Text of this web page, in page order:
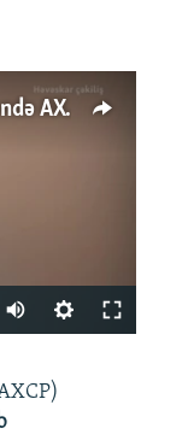
'Məni təpiklədilər ki...' - Daşkəsəndə AXCP fəalının yaxınları onun həbsinə etiraz edirlər
360p